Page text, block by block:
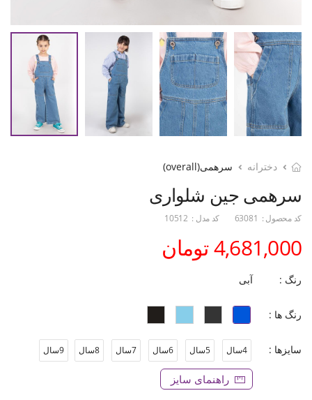
دخترانه سرهمی(overall)
سرهمی جین شلواری
کد محصول : 63081 کد مدل : 10512
4,681,000 تومان
رنگ : آبی
رنگ ها :
سایزها : 4سال 5سال 6سال 7سال 8سال 9سال
راهنمای سایز